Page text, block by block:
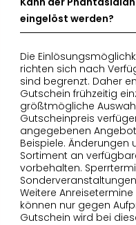
eingelöst werden?
Die
richten sich nach
sind begrenzt. Daher
Gutschein frühzeitig
größtmögliche
Gutscheinpreis
angegebenen
Beispiele. Änderungen
Sortiment an
vorbehalten.
Weitere
können nur gegen
Gutschein wird bei